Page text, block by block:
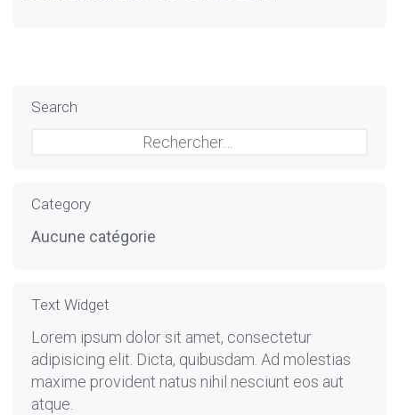
Search
Category
Aucune catégorie
Text Widget
Lorem ipsum dolor sit amet, consectetur
adipisicing elit. Dicta, quibusdam. Ad molestias
maxime provident natus nihil nesciunt eos aut
atque.